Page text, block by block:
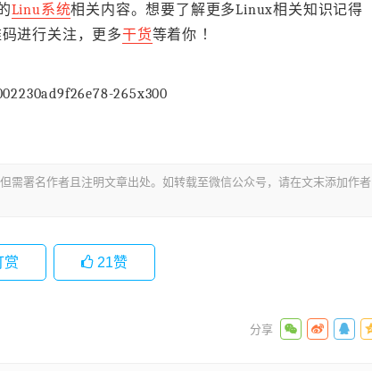
Linu系统相关内容。想要了解更多Linux相关知识记得
进行关注，更多干货等着你 ！
需署名作者且注明文章出处。如转载至微信公众号，请在文末添加作者
21赞